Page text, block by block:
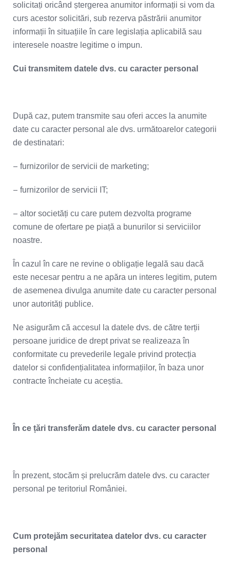
solicitați oricând ștergerea anumitor informații si vom da
curs acestor solicitări, sub rezerva păstrării anumitor
informații în situațiile în care legislația aplicabilă sau
interesele noastre legitime o impun.
Cui transmitem datele dvs. cu caracter personal
După caz, putem transmite sau oferi acces la anumite
date cu caracter personal ale dvs. următoarelor categorii
de destinatari:
– furnizorilor de servicii de marketing;
– furnizorilor de servicii IT;
– altor societăți cu care putem dezvolta programe
comune de ofertare pe piață a bunurilor si serviciilor
noastre.
În cazul în care ne revine o obligație legală sau dacă
este necesar pentru a ne apăra un interes legitim, putem
de asemenea divulga anumite date cu caracter personal
unor autorități publice.
Ne asigurăm că accesul la datele dvs. de către terții
persoane juridice de drept privat se realizeaza în
conformitate cu prevederile legale privind protecția
datelor si confidențialitatea informațiilor, în baza unor
contracte încheiate cu aceștia.
În ce țări transferăm datele dvs. cu caracter personal
În prezent, stocăm și prelucrăm datele dvs. cu caracter
personal pe teritoriul României.
Cum protejăm securitatea datelor dvs. cu caracter
personal